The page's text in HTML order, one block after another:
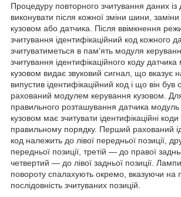
Процедуру повторного зчитування даних із
виконувати після кожної зміни шини,
кузовом або датчика. Після ввімкнення
зчитування ідентифікаційний код кожного
зчитуватиметься в пам'ять модуля
зчитування ідентифікаційного коду
кузовом видає звуковий сигнал, що вказує
випустив ідентифікаційний код і що він був
рахований модулем керування кузовом.
правильного розташування датчика модуль
кузовом має зчитувати ідентифікаційні коди
правильному порядку. Перший рахований
код належить до лівої передньої позиції,
передньої позиції, третій — до правої
четвертий — до лівої задньої позиції.
повороту спалахують окремо, вказуючи на
послідовність зчитуваних позицій.